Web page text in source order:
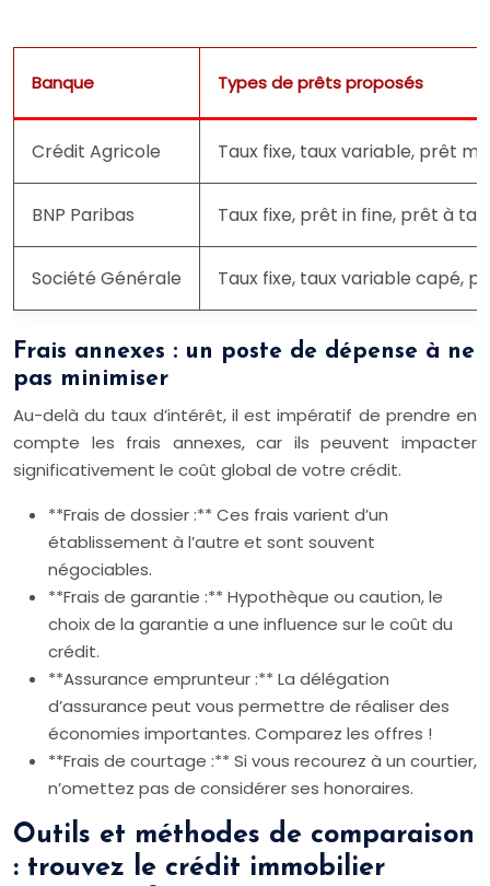
Banque Types de prêts proposés
Crédit Agricole Taux fixe, taux variable, prêt
BNP Paribas Taux fixe, prêt in fine, prêt à
Société Générale Taux fixe, taux variable capé,
Frais annexes : un poste de dépense à ne
pas minimiser
Au-delà du taux d’intérêt, il est impératif de prendre en
compte les frais annexes, car ils peuvent impacter
significativement le coût global de votre crédit.
**Frais de dossier :** Ces frais varient d’un
établissement à l’autre et sont souvent
négociables.
**Frais de garantie :** Hypothèque ou caution, le
choix de la garantie a une influence sur le coût du
crédit.
**Assurance emprunteur :** La délégation
d’assurance peut vous permettre de réaliser des
économies importantes. Comparez les offres !
**Frais de courtage :** Si vous recourez à un courtier,
n’omettez pas de considérer ses honoraires.
Outils et méthodes de comparaison
: trouvez le crédit immobilier